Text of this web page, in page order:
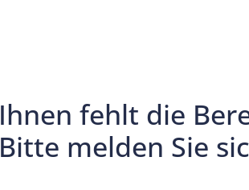
Ihnen fehlt die
Bitte melden Sie